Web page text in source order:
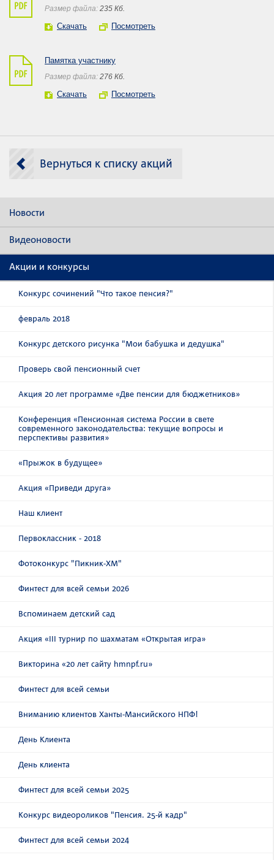
Размер файла: 235 Кб.
Скачать Посмотреть
Памятка участнику
Размер файла: 276 Кб.
Скачать Посмотреть
Вернуться к списку акций
Новости
Видеоновости
Акции и конкурсы
Конкурс сочинений "Что такое пенсия?"
февраль 2018
Конкурс детского рисунка "Мои бабушка и дедушка"
Проверь свой пенсионный счет
Акция 20 лет программе «Две пенсии для бюджетников»
Конференция «Пенсионная система России в свете
современного законодательства: текущие вопросы и
перспективы развития»
«Прыжок в будущее»
Акция «Приведи друга»
Наш клиент
Первоклассник - 2018
Фотоконкурс "Пикник-ХМ"
Финтест для всей семьи 2026
Вспоминаем детский сад
Акция «III турнир по шахматам «Открытая игра»
Викторина «20 лет сайту hmnpf.ru»
Финтест для всей семьи
Вниманию клиентов Ханты-Мансийского НПФ!
День Клиента
День клиента
Финтест для всей семьи 2025
Конкурс видеороликов "Пенсия. 25-й кадр"
Финтест для всей семьи 2024